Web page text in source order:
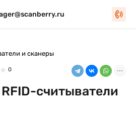
и сканеры
0
считыватели